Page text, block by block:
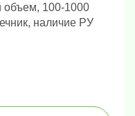
100-1000
наличие РУ